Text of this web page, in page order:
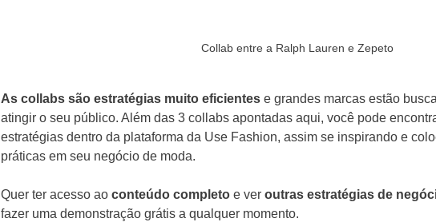
Collab entre a Ralph Lauren e Zepeto
As collabs são estratégias muito eficientes e grandes marcas estão
atingir o seu público. Além das 3 collabs apontadas aqui, você pode
estratégias dentro da plataforma da Use Fashion, assim se inspirando e
práticas em seu negócio de moda.
Quer ter acesso ao conteúdo completo e ver outras estratégias de
fazer uma demonstração grátis a qualquer momento.